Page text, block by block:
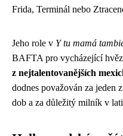
Frida, Terminál nebo
Jeho role v Y tu mamá
BAFTA pro vycházející
z nejtalentovanějších
dodnes považován za jeden
dob a za důležitý milník v